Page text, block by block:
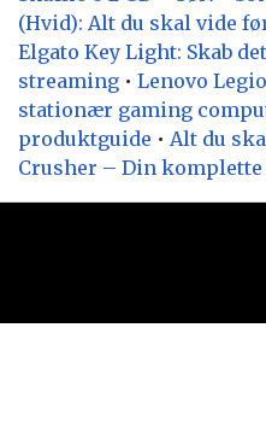
(Hvid): Alt du skal vide
Elgato Key Light: Skab
streaming • Lenovo
stationær gaming
produktguide • Alt du
Crusher – Din komplette